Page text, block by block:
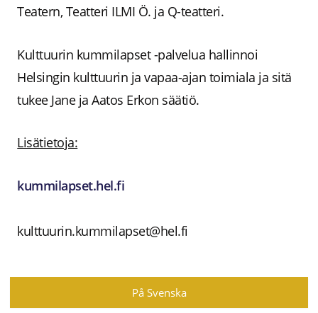
På Svenska
Teatern, Teatteri ILMI Ö. ja Q-teatteri.
Kulttuurin kummilapset -palvelua hallinnoi
Helsingin kulttuurin ja vapaa-ajan toimiala ja sitä
tukee Jane ja Aatos Erkon säätiö.
Lisätietoja:
kummilapset.hel.fi
kulttuurin.kummilapset@hel.fi